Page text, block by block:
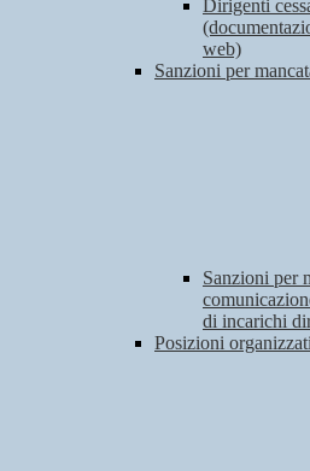
Dirigenti
web)
Sanzioni per
Sanzioni per
di incarichi
Posizioni